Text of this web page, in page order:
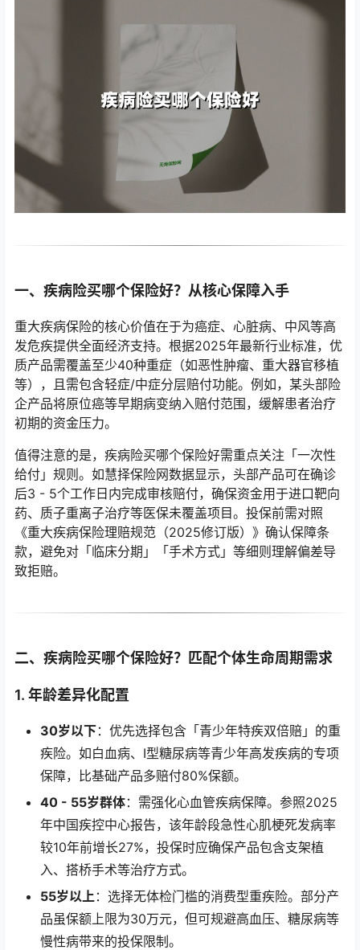
一、疾病险买哪个保险好？从核心保障入手
重大疾病保险的核心价值在于为癌症、心脏病、中风等高
发危疾提供全面经济支持。根据2025年最新行业标准，优
质产品需覆盖至少40种重症（如恶性肿瘤、重大器官移植
等），且需包含轻症/中症分层赔付功能。例如，某头部险
企产品将原位癌等早期病变纳入赔付范围，缓解患者治疗
初期的资金压力。
值得注意的是，疾病险买哪个保险好需重点关注「一次性
给付」规则。如慧择保险网数据显示，头部产品可在确诊
后3 - 5个工作日内完成审核赔付，确保资金用于进口靶向
药、质子重离子治疗等医保未覆盖项目。投保前需对照
《重大疾病保险理赔规范（2025修订版）》确认保障条
款，避免对「临床分期」「手术方式」等细则理解偏差导
致拒赔。
二、疾病险买哪个保险好？匹配个体生命周期需求
1. 年龄差异化配置
30岁以下：优先选择包含「青少年特疾双倍赔」的重
疾险。如白血病、Ⅰ型糖尿病等青少年高发疾病的专项
保障，比基础产品多赔付80%保额。
40 - 55岁群体：需强化心血管疾病保障。参照2025
年中国疾控中心报告，该年龄段急性心肌梗死发病率
较10年前增长27%，投保时应确保产品包含支架植
入、搭桥手术等治疗方式。
55岁以上 ：选择无体检门槛的消费型重疾险。部分产
品虽保额上限为30万元，但可规避高血压、糖尿病等
慢性病带来的投保限制。